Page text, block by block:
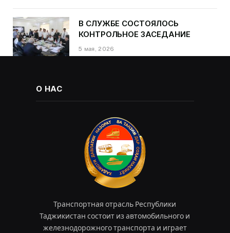
В СЛУЖБЕ СОСТОЯЛОСЬ
КОНТРОЛЬНОЕ ЗАСЕДАНИЕ
5 мая, 2026
О НАС
Транспортная отрасль Республики
Таджикистан состоит из автомобильного и
железнодорожного транспорта и играет